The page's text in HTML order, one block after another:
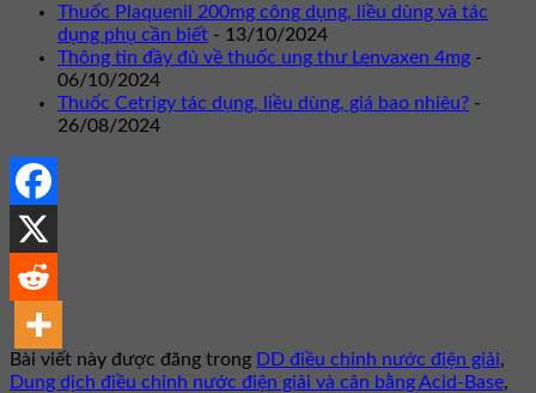
Thuốc Plaquenil 200mg công dụng, liều dùng và tác
dụng phụ cần biết - 13/10/2024
Thông tin đầy đủ về thuốc ung thư Lenvaxen 4mg -
06/10/2024
Thuốc Cetrigy tác dụng, liều dùng, giá bao nhiêu? -
26/08/2024
Bài viết này được đăng trong DD điều chỉnh nước điện giải,
Dung dịch điều chỉnh nước điện giải và cân bằng Acid-Base,